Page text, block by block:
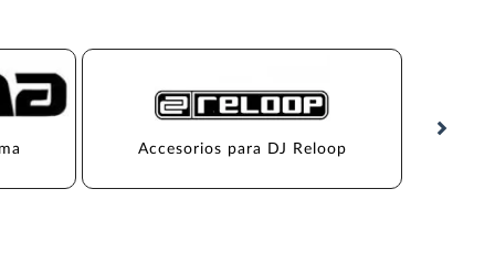
Accesorios para DJ Reloop